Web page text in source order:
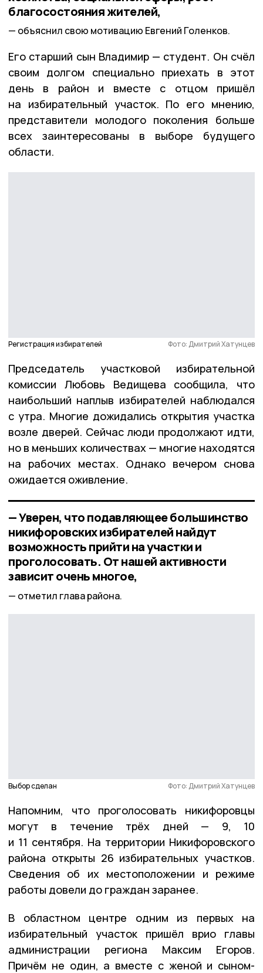
благосостояния жителей,
объяснил свою мотивацию Евгений Голенков.
Его старший сын Владимир — студент. Он счёл
своим долгом специально приехать в этот
день в район и вместе с отцом пришёл
на избирательный участок. По его мнению,
представители молодого поколения больше
всех заинтересованы в выборе будущего
области.
Регистрация избирателей Фото: Дмитрий Хатунцев
Председатель участковой избирательной
комиссии Любовь Ведищева сообщила, что
наибольший наплыв избирателей наблюдался
с утра. Многие дожидались открытия участка
возле дверей. Сейчас люди продолжают идти,
но в меньших количествах — многие находятся
на рабочих местах. Однако вечером снова
ожидается оживление.
— Уверен, что подавляющее большинство
никифоровских избирателей найдут
возможность прийти на участки и
проголосовать. От нашей активности
зависит очень многое,
отметил глава района.
Выбор сделан Фото: Дмитрий Хатунцев
Напомним, что проголосовать никифоровцы
могут в течение трёх дней — 9, 10
и 11 сентября. На территории Никифоровского
района открыты 26 избирательных участков.
Сведения об их местоположении и режиме
работы довели до граждан заранее.
В областном центре одним из первых на
избирательный участок пришёл врио главы
администрации региона Максим Егоров.
Причём не один, а вместе с женой и сыном-